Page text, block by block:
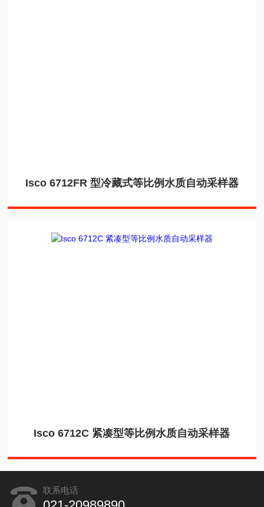
Isco 6712FR 型冷藏式等比例水质自动采样器
Isco 6712C 紧凑型等比例水质自动采样器
联系电话